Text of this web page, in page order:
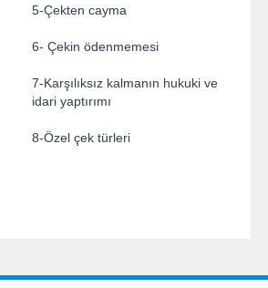
5-Çekten cayma
6- Çekin ödenmemesi
7-Karşılıksız kalmanın hukuki ve
idari yaptırımı
8-Özel çek türleri